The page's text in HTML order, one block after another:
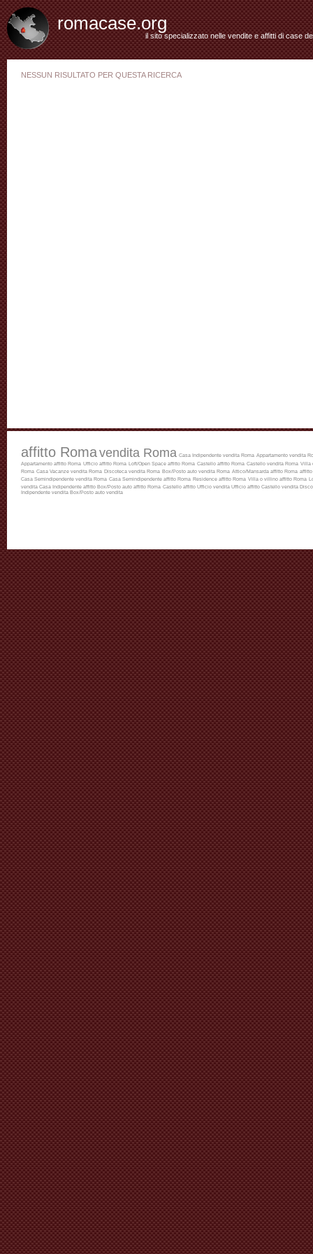
romacase.org
il sito specializzato nelle vendite e affitti di case
NESSUN RISULTATO PER QUESTA RICERCA
affitto Romavendita Roma Casa Indipendente vendita Roma Appartamento vendita
Appartamento affitto Roma
Ufficio affitto Roma Loft/Open Space affitto Roma Castello affitto Roma Castello vendita Roma Villa
Roma Casa Vacanze vendita Roma Discoteca vendita Roma Box/Posto auto vendita Roma Attico/Mansarda affitto Roma affitto
Casa Semindipendente vendita Roma Casa Semindipendente affitto Roma Residence affitto Roma Villa o villino affitto Roma
vendita Casa Indipendente affitto Box/Posto auto affitto Roma Castello affitto Ufficio vendita Ufficio affitto Castello vendita
Indipendente vendita Box/Posto auto vendita